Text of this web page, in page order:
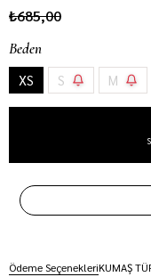
₺685,00
Beden
XS S M
Ödeme SeçenekleriKUMAŞ